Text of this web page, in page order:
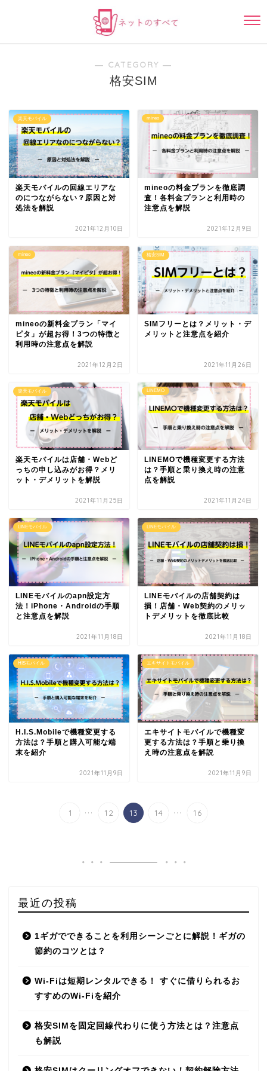
― CATEGORY ―
格安SIM
楽天モバイル
楽天モバイルの回線エリアな
のにつながらない？原因と対
処法を解説
2021年12月10日
mineo
mineoの料金プランを徹底調
査！各料金プランと利用時の
注意点を解説
2021年12月9日
mineo
mineoの新料金プラン「マイ
ピタ」が超お得！3つの特徴と
利用時の注意点を解説
2021年12月2日
格安SIM
SIMフリーとは？メリット・デ
メリットと注意点を紹介
2021年11月26日
楽天モバイル
楽天モバイルは店舗・Webど
っちの申し込みがお得？メリ
ット・デメリットを解説
2021年11月25日
LINEMO
LINEMOで機種変更する方法
は？手順と乗り換え時の注意
点を解説
2021年11月24日
LINEモバイル
LINEモバイルのapn設定方
法！iPhone・Androidの手順
と注意点を解説
2021年11月18日
LINEモバイル
LINEモバイルの店舗契約は
損！店舗・Web契約のメリッ
トデメリットを徹底比較
2021年11月18日
HISモバイル
H.I.S.Mobileで機種変更する
方法は？手順と購入可能な端
末を紹介
2021年11月9日
エキサイトモバイル
エキサイトモバイルで機種変
更する方法は？手順と乗り換
え時の注意点を解説
2021年11月9日
1 ... 12 13 14 ... 16
最近の投稿
1ギガでできることを利用シーンごとに解説！ギガの
節約のコツとは？
Wi-Fiは短期レンタルできる！ すぐに借りられるお
すすめのWi-Fiを紹介
格安SIMを固定回線代わりに使う方法とは？注意点
も解説